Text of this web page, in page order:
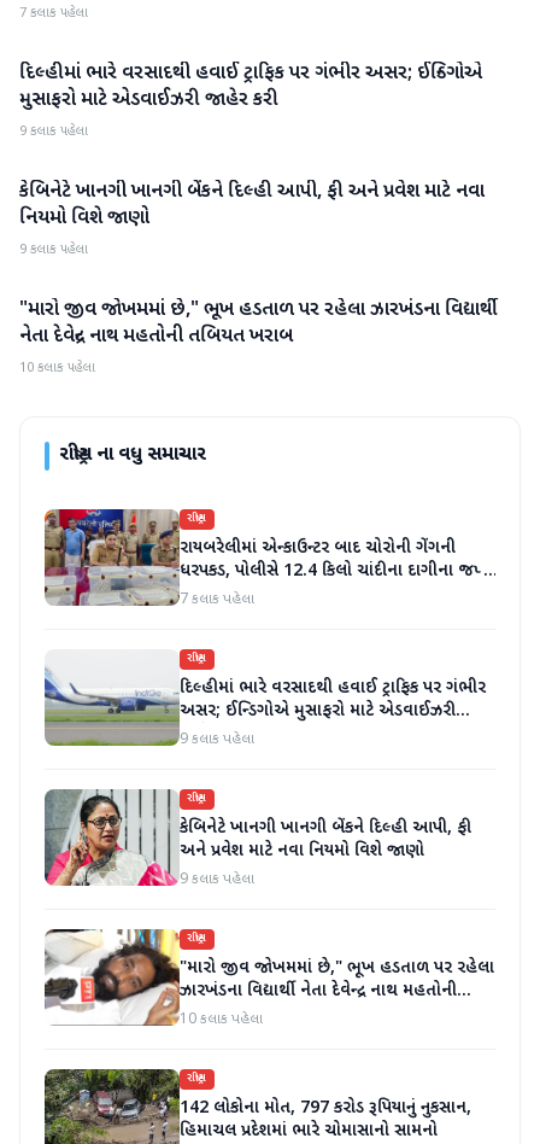
7 કલાક પહેલા
રાષ્ટ્રીય
દિલ્હીમાં ભારે વરસાદથી હવાઈ ટ્રાફિક પર ગંભીર અસર; ઈન્ડિગોએ
મુસાફરો માટે એડવાઈઝરી જાહેર કરી
9 કલાક પહેલા
રાષ્ટ્રીય
કેબિનેટે ખાનગી ખાનગી બેંકને દિલ્હી આપી, ફી અને પ્રવેશ માટે નવા
નિયમો વિશે જાણો
9 કલાક પહેલા
રાષ્ટ્રીય
"મારો જીવ જોખમમાં છે," ભૂખ હડતાળ પર રહેલા ઝારખંડના વિદ્યાર્થી
નેતા દેવેન્દ્ર નાથ મહતોની તબિયત ખરાબ
10 કલાક પહેલા
રાષ્ટ્રીયના વધુ સમાચાર
રાષ્ટ્રીય
રાયબરેલીમાં એન્કાઉન્ટર બાદ ચોરોની ગેંગની
ધરપકડ, પોલીસે 12.4 કિલો ચાંદીના દાગીના જપ્ત
કર્યા
7 કલાક પહેલા
રાષ્ટ્રીય
દિલ્હીમાં ભારે વરસાદથી હવાઈ ટ્રાફિક પર ગંભીર
અસર; ઈન્ડિગોએ મુસાફરો માટે એડવાઈઝરી
જાહેર કરી
9 કલાક પહેલા
રાષ્ટ્રીય
કેબિનેટે ખાનગી ખાનગી બેંકને દિલ્હી આપી, ફી
અને પ્રવેશ માટે નવા નિયમો વિશે જાણો
9 કલાક પહેલા
રાષ્ટ્રીય
"મારો જીવ જોખમમાં છે," ભૂખ હડતાળ પર રહેલા
ઝારખંડના વિદ્યાર્થી નેતા દેવેન્દ્ર નાથ મહતોની
તબિયત ખરાબ
10 કલાક પહેલા
રાષ્ટ્રીય
142 લોકોના મોત, 797 કરોડ રૂપિયાનું નુકસાન,
હિમાચલ પ્રદેશમાં ભારે ચોમાસાનો સામનો